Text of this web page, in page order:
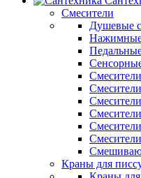
Смесители
Душевые
Нажимные
Краны для